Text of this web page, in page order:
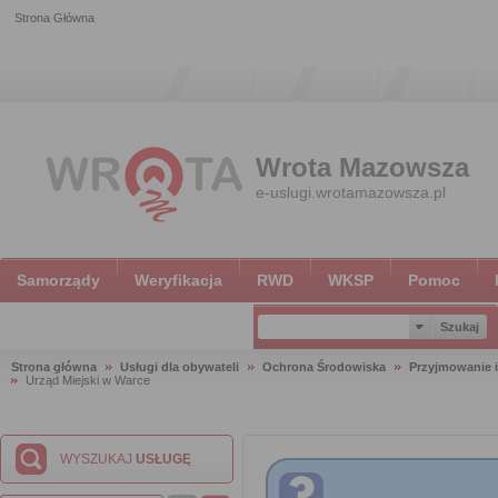
Strona Główna
Wrota Mazowsza
e-uslugi.wrotamazowsza.pl
Samorządy Weryfikacja RWD WKSP Pomoc
Strona główna Usługi dla obywateli Ochrona Środowiska
Przyjmowanie
Urząd Miejski w Warce
WYSZUKAJ USŁUGĘ